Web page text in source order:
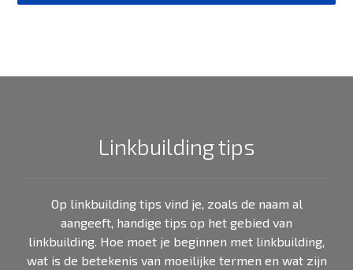
Linkbuilding tips
Op linkbuilding tips vind je, zoals de naam al
aangeeft, handige tips op het gebied van
linkbuilding. Hoe moet je beginnen met linkbuilding,
wat is de betekenis van moeilijke termen en wat zijn